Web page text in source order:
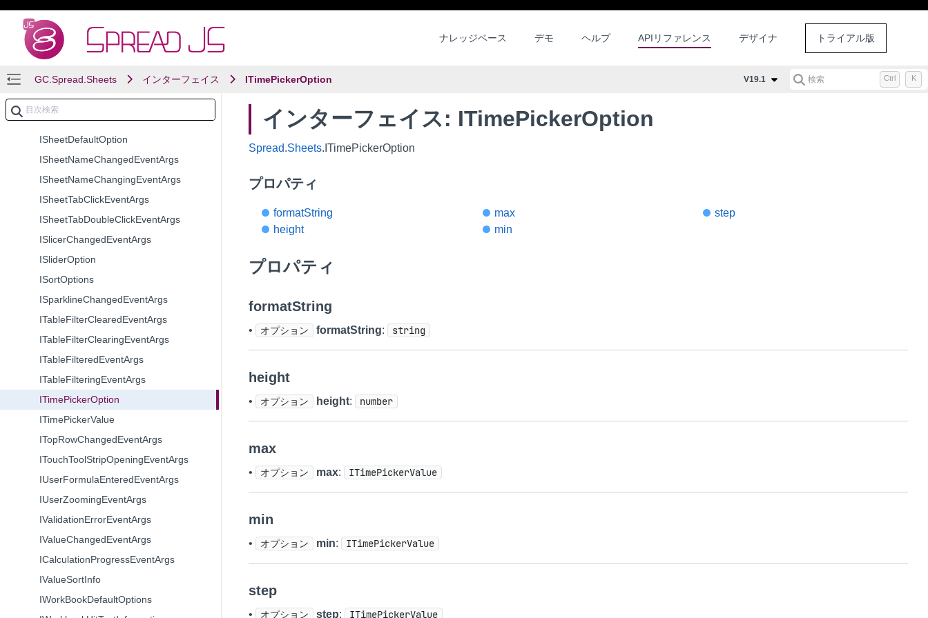
ナレッジベース デモ ヘルプ APIリファレンス デザイナ トライアル版
GC.Spread.Sheets インターフェイス ITimePickerOption V19.1 検索 Ctrl K
IShapeChangedEventArgs
IShapeRemovedEventArgs
IShapeRemovingEventArgs
IShapeSelectionChangedEventArgs
ISheetChangedEventArgs
ISheetChangingEventArgs
ISheetDefaultOption
ISheetNameChangedEventArgs
ISheetNameChangingEventArgs
ISheetTabClickEventArgs
ISheetTabDoubleClickEventArgs
ISlicerChangedEventArgs
ISliderOption
ISortOptions
ISparklineChangedEventArgs
ITableFilterClearedEventArgs
ITableFilterClearingEventArgs
ITableFilteredEventArgs
ITableFilteringEventArgs
ITimePickerOption
ITimePickerValue
ITopRowChangedEventArgs
ITouchToolStripOpeningEventArgs
IUserFormulaEnteredEventArgs
IUserZoomingEventArgs
IValidationErrorEventArgs
IValueChangedEventArgs
ICalculationProgressEventArgs
IValueSortInfo
IWorkBookDefaultOptions
インターフェイス: ITimePickerOption
Spread.Sheets.ITimePickerOption
プロパティ
formatString
height
max
min
step
プロパティ
formatString
• オプション formatString: string
height
• オプション height: number
max
• オプション max: ITimePickerValue
min
• オプション min: ITimePickerValue
step
• オプション step: ITimePickerValue